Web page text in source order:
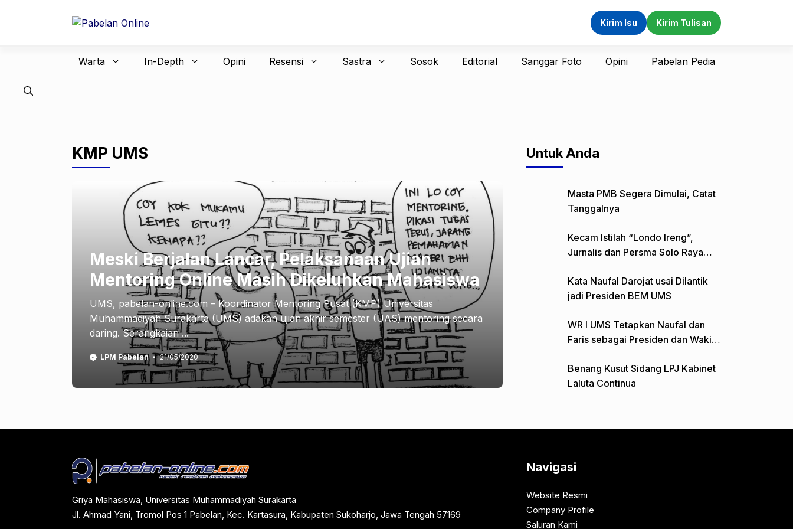
Kirim Isu Kirim Tulisan
Warta In-Depth Opini Resensi Sastra Sosok Editorial Sanggar Foto Opini Pabelan Pedia
KMP UMS
Meski Berjalan Lancar, Pelaksanaan Ujian
Mentoring Online Masih Dikeluhkan Mahasiswa
UMS, pabelan-online.com – Koordinator Mentoring Pusat (KMP) Universitas
Muhammadiyah Surakarta (UMS) adakan ujian akhir semester (UAS) mentoring secara
daring. Serangkaian ...
LPM Pabelan 21/05/2020
Untuk Anda
Masta PMB Segera Dimulai, Catat
Tanggalnya
Kecam Istilah “Londo Ireng”,
Jurnalis dan Persma Solo Raya
Kata Naufal Darojat usai Dilantik
jadi Presiden BEM UMS
WR I UMS Tetapkan Naufal dan
Faris sebagai Presiden dan Wakil
Benang Kusut Sidang LPJ Kabinet
Laluta Continua
Griya Mahasiswa, Universitas Muhammadiyah Surakarta
Jl. Ahmad Yani, Tromol Pos 1 Pabelan, Kec. Kartasura, Kabupaten Sukoharjo, Jawa Tengah 57169
Navigasi
Website Resmi
Company Profile
Saluran Kami